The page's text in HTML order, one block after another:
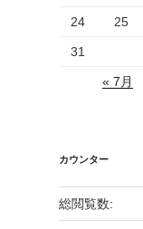
24 25
31
« 7月
カウンター
総閲覧数: